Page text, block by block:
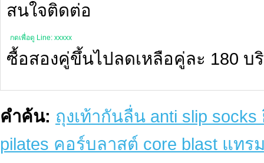
สนใจติดต่อ
กดเพื่อดู Line: xxxxx
ซื้อสองคู่ขึ้นไปลดเหลือคู่ละ 180 บ
คำค้น: ถุงเท้ากันลื่น anti slip
pilates คอร์บลาสต์ core blast แทร